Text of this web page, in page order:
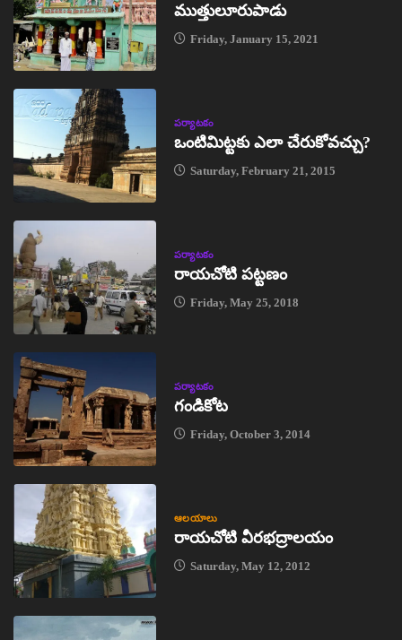
ముత్తులూరుపాడు
Friday, January 15, 2021
పర్యాటకం
ఒంటిమిట్టకు ఎలా చేరుకోవచ్చు?
Saturday, February 21, 2015
పర్యాటకం
రాయచోటి పట్టణం
Friday, May 25, 2018
పర్యాటకం
గండికోట
Friday, October 3, 2014
ఆలయాలు
రాయచోటి వీరభద్రాలయం
Saturday, May 12, 2012